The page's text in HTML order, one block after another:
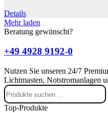
Details
Mehr laden
Beratung gewünscht?
+49 4928 9192-0
Nutzen Sie unseren 24/7
Lichtmasten, Notstromanlagen
Suchen
nach:
Top-Produkte